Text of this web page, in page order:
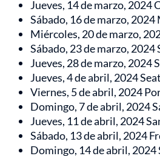
Jueves, 14 de marzo, 2024
Sábado, 16 de marzo,
Miércoles, 20 de marzo,
Sábado, 23 de marzo, 2024
Jueves, 28 de marzo, 2024
Jueves, 4 de abril, 2024
Viernes, 5 de abril, 2024
Domingo, 7 de abril, 2024
Jueves, 11 de abril, 2024
Sábado, 13 de abril, 2024
Domingo, 14 de abril, 2024